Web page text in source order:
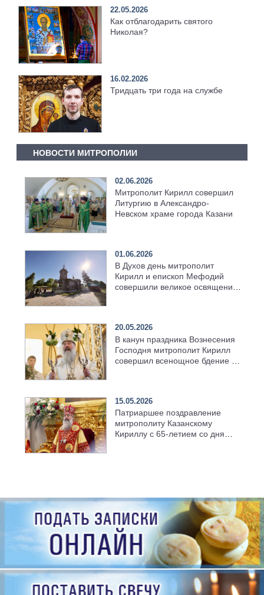
22.05.2026
Как отблагодарить святого
Николая?
16.02.2026
Тридцать три года на службе
НОВОСТИ МИТРОПОЛИИ
02.06.2026
Митрополит Кирилл совершил
Литургию в Александро-
Невском храме города Казани
01.06.2026
В Духов день митрополит
Кирилл и епископ Мефодий
совершили великое освящение
20.05.2026
В канун праздника Вознесения
Господня митрополит Кирилл
совершил всенощное бдение в
15.05.2026
Патриаршее поздравление
митрополиту Казанскому
Кириллу с 65-летием со дня